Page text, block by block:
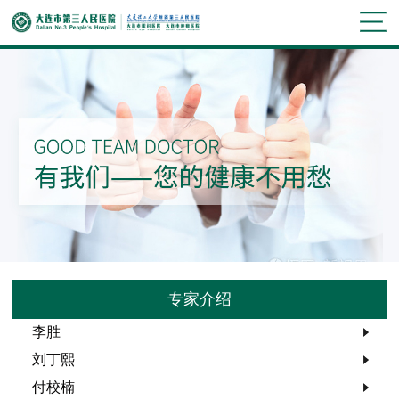
专家介绍
李胜
刘丁熙
付校楠